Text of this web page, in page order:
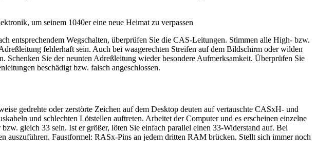
um seinem 1040er eine neue Heimat zu verpassen
entsprechendem Wegschalten, überprüfen Sie die CAS-Leitungen. Stimmen alle High- bzw.
fehlerhaft sein. Auch bei waagerechten Streifen auf dem Bildschirm oder wilden
Sie der neunten Adreßleitung wieder besondere Aufmerksamkeit. Überprüfen Sie
beschädigt bzw. falsch angeschlossen.
gedrehte oder zerstörte Zeichen auf dem Desktop deuten auf vertauschte CASxH- und
und schlechten Lötstellen auftreten. Arbeitet der Computer und es erscheinen einzelne
gleich 33 sein. Ist er größer, löten Sie einfach parallel einen 33-Widerstand auf. Bei
auszuführen. Faustformel: RASx-Pins an jedem dritten RAM brücken. Stellt sich immer noch